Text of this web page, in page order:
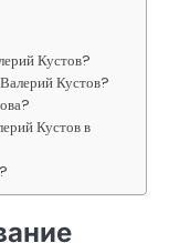
Кустов?
Кустов?
Кустов в